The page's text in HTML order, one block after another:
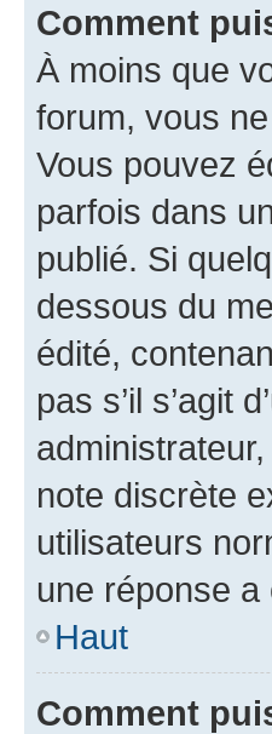
Comment
À moins que
forum, vous
Vous pouvez
parfois dans
publié. Si
dessous du
édité,
pas s’il s’agit
note discrète
utilisateurs
une réponse a
Haut
Comment